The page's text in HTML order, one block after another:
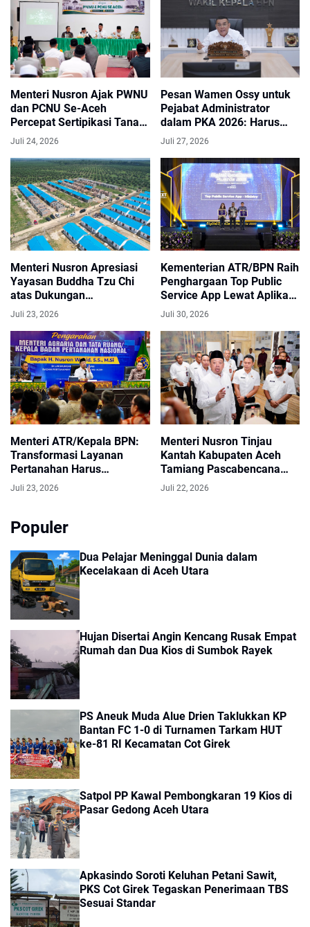
Menteri Nusron Ajak PWNU
dan PCNU Se-Aceh
Percepat Sertipikasi Tanah
Wakaf
Juli 24, 2026
Pesan Wamen Ossy untuk
Pejabat Administrator
dalam PKA 2026: Harus
Jadi Arsitek Perubahan
Juli 27, 2026
Menteri Nusron Apresiasi
Yayasan Buddha Tzu Chi
atas Dukungan
Pembangunan Huntap bagi
Tamiang
Juli 23, 2026
Kementerian ATR/BPN Raih
Penghargaan Top Public
Service App Lewat Aplikasi
Sentuh Tanahku
Juli 30, 2026
Menteri ATR/Kepala BPN:
Transformasi Layanan
Pertanahan Harus
Berorientasi pada
Kepuasan Masyarakat
Juli 23, 2026
Menteri Nusron Tinjau
Kantah Kabupaten Aceh
Tamiang Pascabencana
Hidrometeorologi Sumatera
Juli 22, 2026
Populer
Dua Pelajar Meninggal Dunia dalam
Kecelakaan di Aceh Utara
Hujan Disertai Angin Kencang Rusak Empat
Rumah dan Dua Kios di Sumbok Rayek
PS Aneuk Muda Alue Drien Taklukkan KP
Bantan FC 1-0 di Turnamen Tarkam HUT
ke-81 RI Kecamatan Cot Girek
Satpol PP Kawal Pembongkaran 19 Kios di
Pasar Gedong Aceh Utara
Apkasindo Soroti Keluhan Petani Sawit,
PKS Cot Girek Tegaskan Penerimaan TBS
Sesuai Standar